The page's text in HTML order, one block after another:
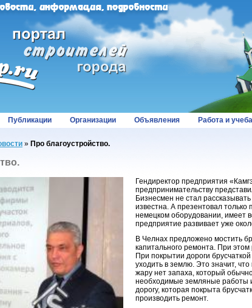
Публикации Организации Объявления Работа и учеба
» Про благоустройство.
Гендиректор предприятия
предпринимательству
Бизнесмен не стал
известна. А презентовал только
немецком оборудовании, имеет
предприятие развивает уже
В Челнах предложено мостить
капитального ремонта. При
При покрытии дороги
уходить в землю. Это значит,
жару нет запаха, который
необходимые земляные работы
дорогу, которая покрыта
производить ремонт.